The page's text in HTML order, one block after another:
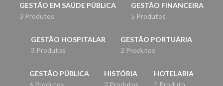
GESTÃO EM SAÚDE PÚBLICA
3 Produtos
GESTÃO FINANCEIRA
5 Produtos
GESTÃO HOSPITALAR
3 Produtos
GESTÃO PORTUÁRIA
2 Produtos
GESTÃO PÚBLICA
6 Produtos
HISTÓRIA
2 Produtos
HOTELARIA
1 Produto